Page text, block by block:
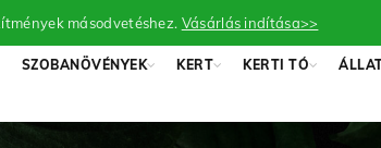
másodvetéshez. Vásárlás indítása>>
SZOBANÖVÉNYEK KERT KERTI TÓ